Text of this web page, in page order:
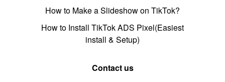
How to Make a Slideshow on TikTok?
How to Install TikTok ADS Pixel(Easiest
install & Setup)
Contact us